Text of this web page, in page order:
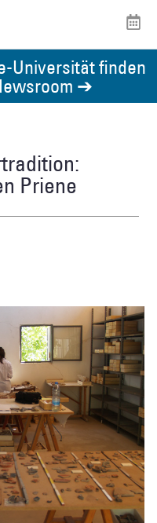
Universität finden
➔
Priene